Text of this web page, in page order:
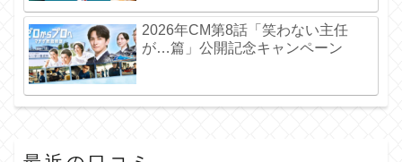
2026年CM第8話「笑わない主任
が…篇」公開記念キャンペーン